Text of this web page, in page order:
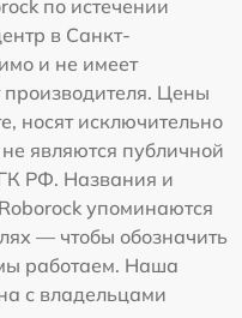
по истечении
в Санкт-
и не имеет
Цены
носят исключительно
являются публичной
РФ. Названия и
упоминаются
— чтобы обозначить
работаем. Наша
с владельцами